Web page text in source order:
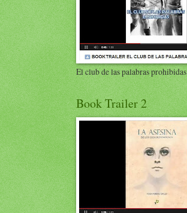
El club de las palabras prohibidas
Book Trailer 2